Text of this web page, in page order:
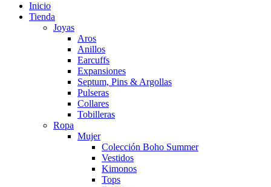
Inicio
Tienda
Joyas
Aros
Anillos
Earcuffs
Expansiones
Septum, Pins & Argollas
Pulseras
Collares
Tobilleras
Ropa
Mujer
Colección Boho Summer
Vestidos
Kimonos
Tops